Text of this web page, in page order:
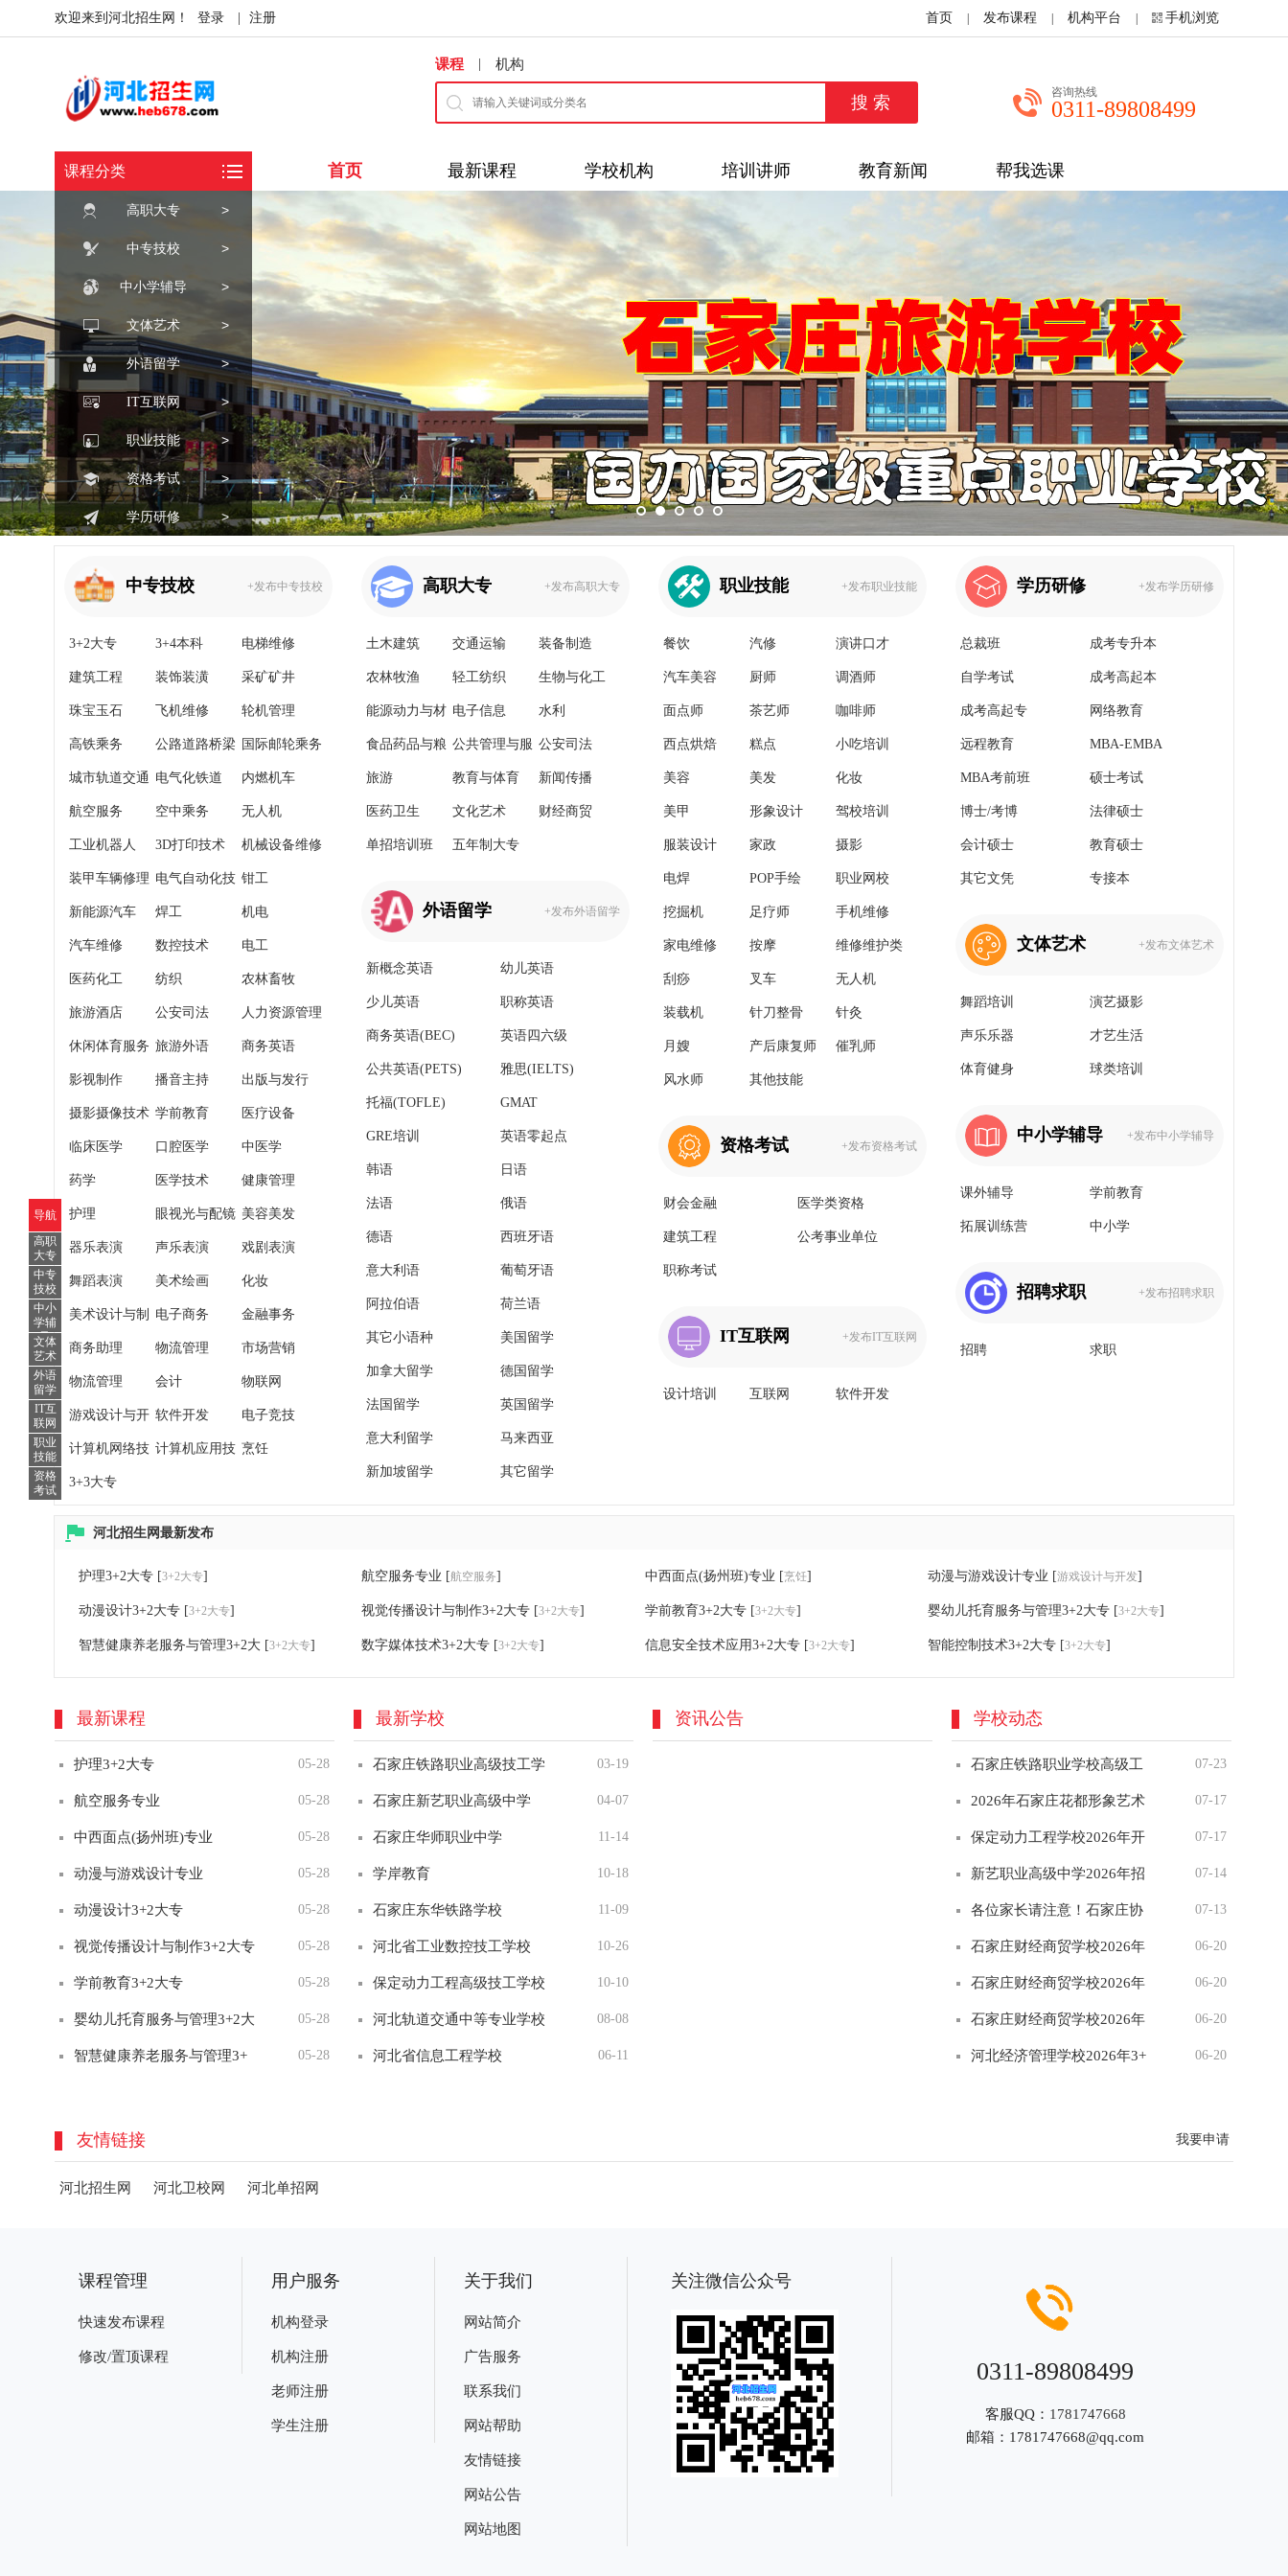
欢迎来到河北招生网！ 登录 注册 首页 发布课程 机构平台 手机浏览
课程 | 机构
咨询热线
0311-89808499
课程分类
高职大专 >
中专技校 >
中小学辅导 >
文体艺术 >
外语留学 >
IT互联网 >
职业技能 >
资格考试 >
学历研修 >
首页 最新课程 学校机构 培训讲师 教育新闻 帮我选课
中专技校 +发布中专技校
3+2大专 3+4本科 电梯维修
建筑工程 装饰装潢 采矿矿井
珠宝玉石 飞机维修 轮机管理
高铁乘务 公路道路桥梁 国际邮轮乘务
城市轨道交通 电气化铁道 内燃机车
航空服务 空中乘务 无人机
工业机器人 3D打印技术 机械设备维修
装甲车辆修理 电气自动化技
术
钳工
新能源汽车 焊工 机电
汽车维修 数控技术 电工
医药化工 纺织 农林畜牧
旅游酒店 公安司法 人力资源管理
休闲体育服务 旅游外语 商务英语
影视制作 播音主持 出版与发行
摄影摄像技术 学前教育 医疗设备
临床医学 口腔医学 中医学
药学 医学技术 健康管理
护理 眼视光与配镜 美容美发
器乐表演 声乐表演 戏剧表演
舞蹈表演 美术绘画 化妆
美术设计与制
作
电子商务 金融事务
商务助理 物流管理 市场营销
物流管理 会计 物联网
游戏设计与开
发
软件开发 电子竞技
计算机网络技
术
计算机应用技 烹饪
3+3大专
高职大专 +发布高职大专
土木建筑 交通运输 装备制造
农林牧渔 轻工纺织 生物与化工
能源动力与材
料
电子信息 水利
食品药品与粮
食
公共管理与服
务
公安司法
旅游 教育与体育 新闻传播
医药卫生 文化艺术 财经商贸
单招培训班 五年制大专
外语留学 +发布外语留学
新概念英语 幼儿英语
少儿英语 职称英语
商务英语(BEC) 英语四六级
公共英语(PETS) 雅思(IELTS)
托福(TOFLE) GMAT
GRE培训 英语零起点
韩语 日语
法语 俄语
德语 西班牙语
意大利语 葡萄牙语
阿拉伯语 荷兰语
其它小语种 美国留学
加拿大留学 德国留学
法国留学 英国留学
意大利留学 马来西亚
新加坡留学 其它留学
职业技能 +发布职业技能
餐饮 汽修 演讲口才
汽车美容 厨师 调酒师
面点师 茶艺师 咖啡师
西点烘焙 糕点 小吃培训
美容 美发 化妆
美甲 形象设计 驾校培训
服装设计 家政 摄影
电焊 POP手绘 职业网校
挖掘机 足疗师 手机维修
家电维修 按摩 维修维护类
刮痧 叉车 无人机
装载机 针刀整骨 针灸
月嫂 产后康复师 催乳师
风水师 其他技能
资格考试 +发布资格考试
财会金融 医学类资格
建筑工程 公考事业单位
职称考试
IT互联网 +发布IT互联网
设计培训 互联网 软件开发
学历研修 +发布学历研修
总裁班 成考专升本
自学考试 成考高起本
成考高起专 网络教育
远程教育 MBA-EMBA
MBA考前班 硕士考试
博士/考博 法律硕士
会计硕士 教育硕士
其它文凭 专接本
文体艺术 +发布文体艺术
舞蹈培训 演艺摄影
声乐乐器 才艺生活
体育健身 球类培训
中小学辅导 +发布中小学辅导
课外辅导 学前教育
拓展训练营 中小学
招聘求职 +发布招聘求职
招聘 求职
河北招生网最新发布
护理3+2大专 [3+2大专] 航空服务专业 [航空服务] 中西面点(扬州班)专业 [烹饪] 动漫与游戏设计专业 [游戏设计与开发]
动漫设计3+2大专 [3+2大专] 视觉传播设计与制作3+2大专 [3+2大专] 学前教育3+2大专[3+2大专] 婴幼儿托育服务与管理3+2大专 [3+2大专]
智慧健康养老服务与管理3+2大 [3+2大专] 数字媒体技术3+2大专 [3+2大专] 信息安全技术应用3+2大专[3+2大专] 智能控制技术3+2大专 [3+2大专]
最新课程
护理3+2大专 05-28
航空服务专业 05-28
中西面点(扬州班)专业 05-28
动漫与游戏设计专业 05-28
动漫设计3+2大专 05-28
视觉传播设计与制作3+2大专 05-28
学前教育3+2大专 05-28
婴幼儿托育服务与管理3+2大 05-28
智慧健康养老服务与管理3+ 05-28
最新学校
石家庄铁路职业高级技工学 03-19
石家庄新艺职业高级中学 04-07
石家庄华师职业中学 11-14
学岸教育 10-18
石家庄东华铁路学校 11-09
河北省工业数控技工学校 10-26
保定动力工程高级技工学校 10-10
河北轨道交通中等专业学校 08-08
河北省信息工程学校 06-11
资讯公告 学校动态
石家庄铁路职业学校高级工 07-23
2026年石家庄花都形象艺术 07-17
保定动力工程学校2026年开 07-17
新艺职业高级中学2026年招 07-14
各位家长请注意！石家庄协 07-13
石家庄财经商贸学校2026年 06-20
石家庄财经商贸学校2026年 06-20
石家庄财经商贸学校2026年 06-20
河北经济管理学校2026年3+ 06-20
友情链接 我要申请
河北招生网 河北卫校网 河北单招网
课程管理
快速发布课程
修改/置顶课程
用户服务
机构登录
机构注册
老师注册
学生注册
关于我们
网站简介
广告服务
联系我们
网站帮助
友情链接
网站公告
网站地图
关注微信公众号
0311-89808499
客服QQ： 1781747668
邮箱： 1781747668@qq.com
导航
高职
大专
中专
技校
中小
学辅
导
文体
艺术
外语
留学
IT互
联网
职业
技能
资格
考试